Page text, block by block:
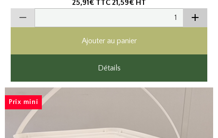
25,91€ TTC 21,59€ HT
Ajouter au panier
Détails
Prix mini